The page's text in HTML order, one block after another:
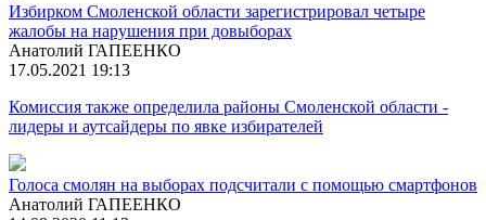
Избирком Смоленской области зарегистрировал четыре
жалобы на нарушения при довыборах
Анатолий ГАПЕЕНКО
17.05.2021 19:13
Комиссия также определила районы Смоленской области -
лидеры и аутсайдеры по явке избирателей
Голоса смолян на выборах подсчитали с помощью смартфонов
Анатолий ГАПЕЕНКО